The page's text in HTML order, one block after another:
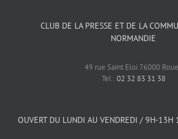
CLUB DE LA PRESSE ET DE LA
NORMANDIE
49 rue Saint Eloi 76000
Tel :02 32 83 31 38
OUVERT DU LUNDI AU VENDREDI / 9H-13H